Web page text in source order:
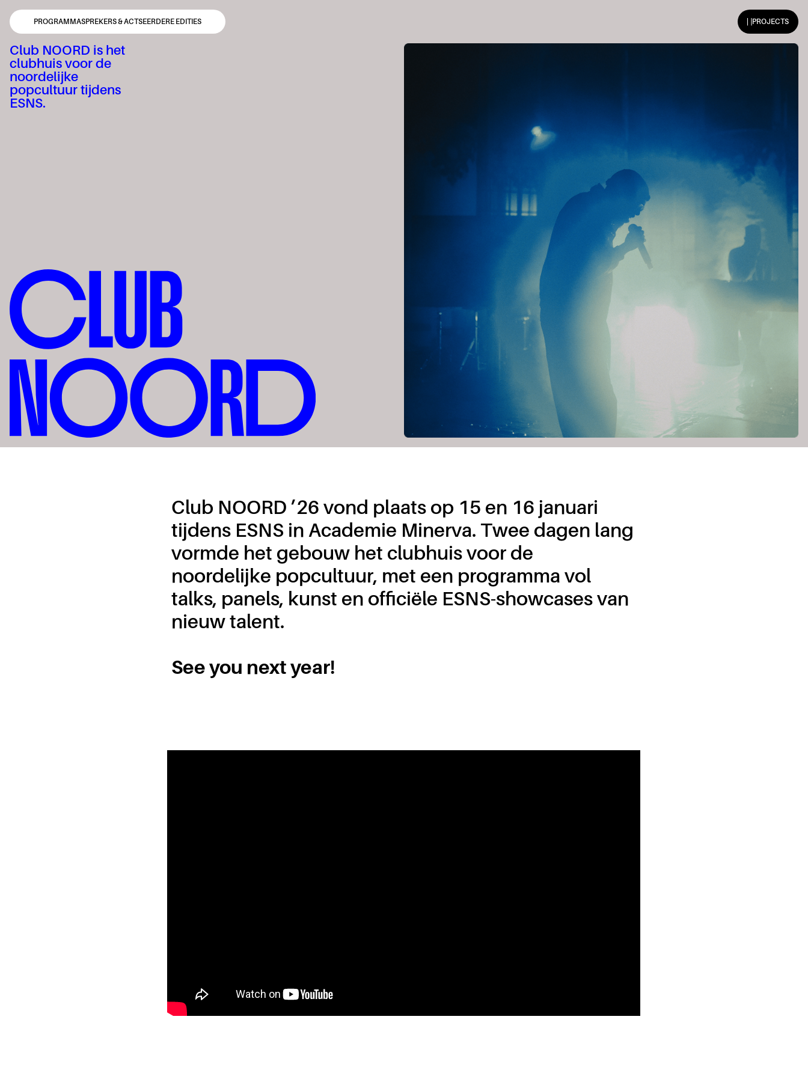
PROGRAMMASPREKERS & ACTSEERDERE EDITIES PROJECTS
Club NOORD is het
clubhuis voor de
noordelijke
popcultuur tijdens
ESNS.
Club NOORD ’26 vond plaats op 15 en 16 januari
tijdens ESNS in Academie Minerva. Twee dagen lang
vormde het gebouw het clubhuis voor de
noordelijke popcultuur, met een programma vol
talks, panels, kunst en officiële ESNS-showcases van
nieuw talent.
See you next year!